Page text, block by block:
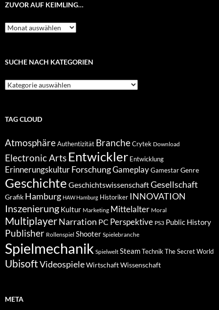
ZUVOR AUF KEIMLING…
Zuvor
auf
SUCHE NACH KATEGORIEN
Suche
nach
TAG CLOUD
Atmosphäre Authentizität Branche Crytek Download
Electronic Arts Entwickler Entwicklung
Erinnerungskultur ForschungGameplay Gamestar Genre
Geschichte GeschichtswissenschaftGesellschaft
Grafik Hamburg HAW Hamburg Historiker INNOVATION
Inszenierung Kultur Marketing Mittelalter Moral
MultiplayerNarration PC Perspektive PS3 Public History
Publisher Rollenspiel Shooter Spielebranche
Spielmechanik Spielwelt Steam Technik The Secret World
UbisoftVideospieleWirtschaftWissenschaft
META